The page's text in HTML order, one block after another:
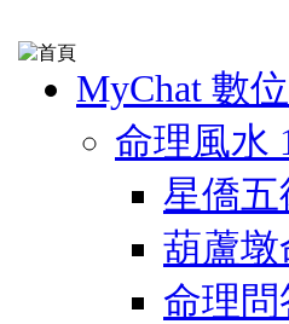
MyChat 數
命理風水
星僑五
葫蘆墩
命理問